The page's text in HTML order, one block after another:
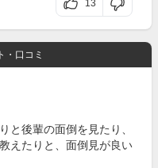
13
・口コミ
と後輩の面倒を見たり、
えたりと、面倒見が良い